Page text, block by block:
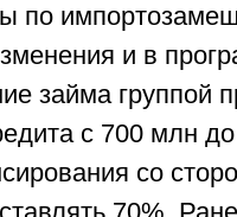
по
и в
займа группой
с 700 млн
со